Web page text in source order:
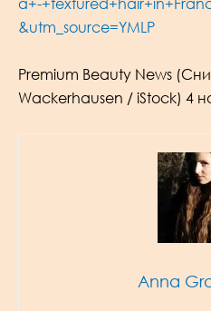
a+-
&utm_source=YMLP
Premium Beauty News
Wackerhausen / iStock) 4
Anna